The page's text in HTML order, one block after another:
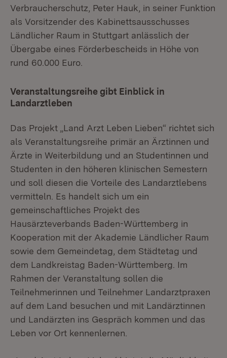
Verbraucherschutz, Peter Hauk, in seiner Funktion
als Vorsitzender des Kabinettsausschusses
Ländlicher Raum in Stuttgart anlässlich der
Übergabe eines Förderbescheids in Höhe von
rund 60.000 Euro.
Veranstaltungsreihe gibt Einblick in
Landarztleben
Das Projekt „Land Arzt Leben Lieben“ richtet sich
als Veranstaltungsreihe primär an Ärztinnen und
Ärzte in Weiterbildung und an Studentinnen und
Studenten in den höheren klinischen Semestern
und soll diesen die Vorteile des Landarztlebens
vermitteln. Es handelt sich um ein
gemeinschaftliches Projekt des
Hausärzteverbands Baden-Württemberg in
Kooperation mit der Akademie Ländlicher Raum
sowie dem Gemeindetag, dem Städtetag und
dem Landkreistag Baden-Württemberg. Im
Rahmen der Veranstaltung sollen die
Teilnehmerinnen und Teilnehmer Landarztpraxen
auf dem Land besuchen und mit Landärztinnen
und Landärzten ins Gespräch kommen und das
Leben vor Ort kennenlernen.